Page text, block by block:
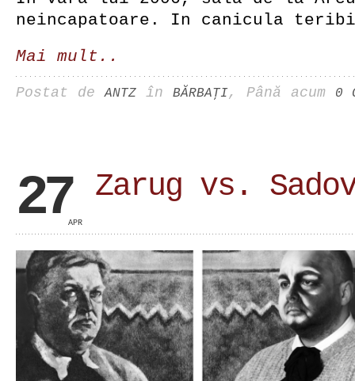
neincapatoare. In canicula
Mai mult..
Postat deANTZ în BĂRBAŢI, Până acum 0
27APR
Zarug vs.